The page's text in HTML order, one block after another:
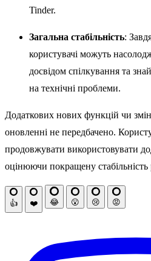
Tinder.
Загальна стабільність:
користувачі можуть
досвідом спілкування та
на технічні проблеми.
Додаткових нових функцій чи
оновленні не передбачено.
продовжувати використовувати
оцінюючи покращену стабільність
👍 ❤️ 😂 😮 😢 😡